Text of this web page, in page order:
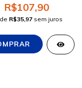
R$107,90
R$35,97 sem juros